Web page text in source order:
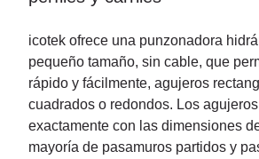
icotek ofrece una punzonadora
pequeño tamaño, sin cable, que
rápido y fácilmente, agujeros
cuadrados o redondos. Los
exactamente con las dimensiones
mayoría de pasamuros partidos y